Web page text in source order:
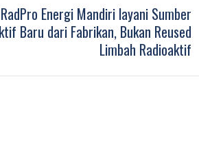
Energi Mandiri layani Sumber
Baru dari Fabrikan, Bukan Reused
Limbah Radioaktif